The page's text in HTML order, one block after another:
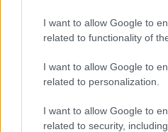
I want to allow Google to
related to functionality of
I want to allow Google to
related to personalization.
I want to allow Google to
related to security,